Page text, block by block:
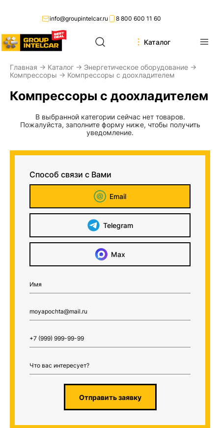
8 800 600 11 60
info@groupintelcar.ru
Каталог
Главная → Каталог → Энергетическое оборудование →
Компрессоры → Компрессоры с доохладителем
Компрессоры с доохладителем
В выбранной категории сейчас нет товаров.
Пожалуйста, заполните форму ниже, чтобы получить
уведомление.
Способ связи с Вами
Email
Telegram
Max
Отправить заявку